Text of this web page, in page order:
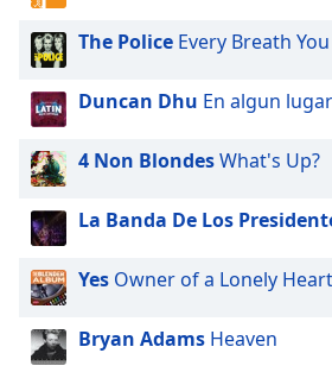
The Police Every Breath
Duncan Dhu En algun lugar
4 Non BlondesWhat's Up?
La Banda De Los
Yes Owner of a Lonely Heart
Bryan Adams Heaven